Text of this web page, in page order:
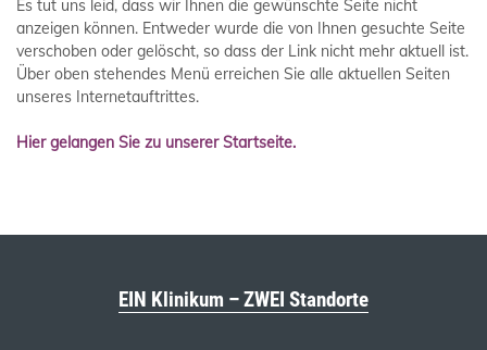
Es tut uns leid, dass wir Ihnen die gewünschte Seite nicht
anzeigen können. Entweder wurde die von Ihnen gesuchte Seite
verschoben oder gelöscht, so dass der Link nicht mehr aktuell ist.
Über oben stehendes Menü erreichen Sie alle aktuellen Seiten
unseres Internetauftrittes.
Hier gelangen Sie zu unserer Startseite.
EIN Klinikum – ZWEI Standorte